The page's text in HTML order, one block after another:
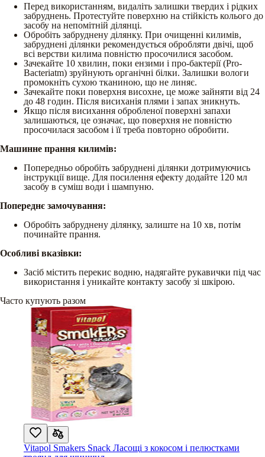
Перед використанням, видаліть залишки твердих і рідких
забруднень. Протестуйте поверхню на стійкість колього до
засобу на непомітній ділянці.
Обробіть забруднену ділянку. При очищенні килимів,
забруднені ділянки рекомендується обробляти двічі, щоб
всі верстви килима повністю просочилися засобом.
Зачекайте 10 хвилин, поки ензими і про-бактерії (Pro-
Bacteriatm) зруйнують органічні білки. Залишки вологи
промокніть сухою тканиною, що не линяє.
Зачекайте поки поверхня висохне, це може зайняти від 24
до 48 годин. Після висиханія плями і запах зникнуть.
Якщо після висихання обробленої поверхні запахи
залишаються, це означає, що поверхня не повністю
просочилася засобом і її треба повторно обробити.
Машинне прання килимів:
Попередньо обробіть забруднені ділянки дотримуючись
інструкції вище. Для посилення ефекту додайте 120 мл
засобу в суміш води і шампуню.
Попереднє замочування:
Обробіть забруднену ділянку, залиште на 10 хв, потім
починайте прання.
Особливі вказівки:
Засіб містить перекис водню, надягайте рукавички під час
використання і уникайте контакту засобу зі шкірою.
Часто купують разом
Vitapol Smakers Snack Ласощі з кокосом і пелюстками